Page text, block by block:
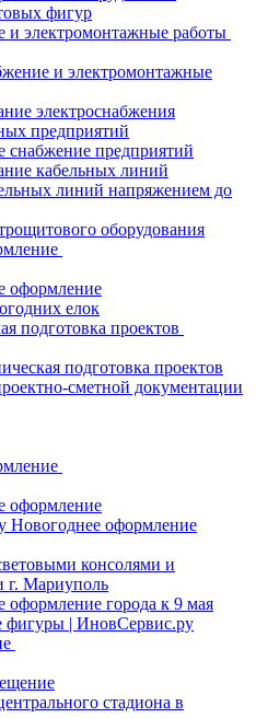
фигур
и электромонтажные работы
и электромонтажные
электроснабжения
предприятий
снабжение предприятий
кабельных линий
линий напряжением до
оборудования
оформление
елок
подготовка проектов
подготовка проектов
сметной документации
оформление
Новогоднее оформление
консолями и
г. Мариуполь
оформление города к 9 мая
| ИновСервис.ру
стадиона в